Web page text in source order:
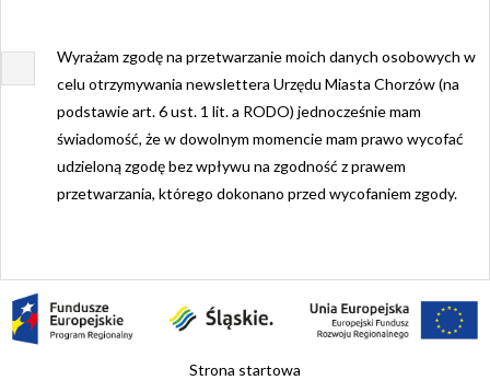
Wyrażam zgodę na przetwarzanie moich danych osobowych w
celu otrzymywania newslettera Urzędu Miasta Chorzów (na
podstawie art. 6 ust. 1 lit. a RODO) jednocześnie mam
świadomość, że w dowolnym momencie mam prawo wycofać
udzieloną zgodę bez wpływu na zgodność z prawem
przetwarzania, którego dokonano przed wycofaniem zgody.
Strona startowa